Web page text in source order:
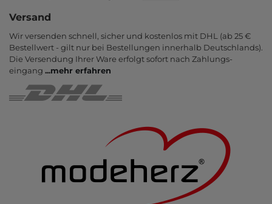
Versand
Wir versenden schnell, sicher und kostenlos mit DHL (ab 25 €
Bestell­wert - gilt nur bei Bestel­lungen inner­halb Deutsch­lands).
Die Ver­sendung Ihrer Ware er­folgt sofort nach Zahlungs­
eingang ...mehr erfahren